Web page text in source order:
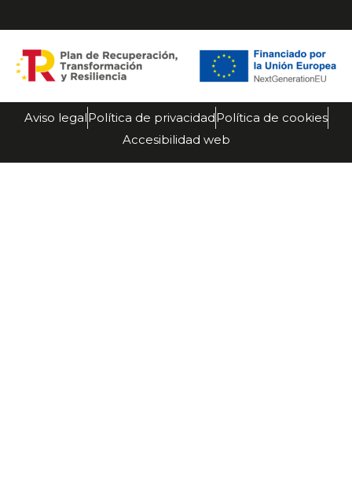
Aviso legalPolítica de privacidadPolítica de cookies
Accesibilidad web